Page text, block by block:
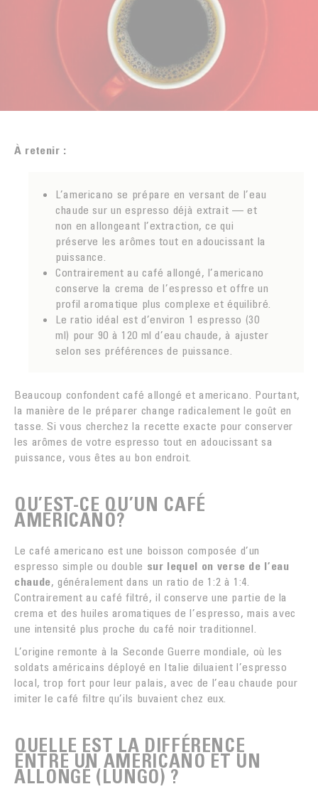
NOUVELLE-CALÉDONIE
MALONGO & LES PETITS PRODUCTEURS
LA TORRÉFACTION DU CAFÉ
EMBALLAGE CARTON DOSES
LA PREUVE PAR LE GOÛT
À retenir :
L’americano se prépare en versant de l’eau
chaude sur un espresso déjà extrait — et
non en allongeant l’extraction, ce qui
préserve les arômes tout en adoucissant la
puissance.
Contrairement au café allongé, l’americano
conserve la crema de l’espresso et offre un
profil aromatique plus complexe et équilibré.
Le ratio idéal est d’environ 1 espresso (30
ml) pour 90 à 120 ml d’eau chaude, à ajuster
selon ses préférences de puissance.
Beaucoup confondent café allongé et americano. Pourtant,
la manière de le préparer change radicalement le goût en
tasse. Si vous cherchez la recette exacte pour conserver
les arômes de votre espresso tout en adoucissant sa
puissance, vous êtes au bon endroit.
QU’EST-CE QU’UN CAFÉ
AMERICANO?
Le café americano est une boisson composée d’un
espresso simple ou double sur lequel on verse de l’eau
chaude, généralement dans un ratio de 1:2 à 1:4.
Contrairement au café filtré, il conserve une partie de la
crema et des huiles aromatiques de l’espresso, mais avec
une intensité plus proche du café noir traditionnel.
L’origine remonte à la Seconde Guerre mondiale, où les
soldats américains déployé en Italie diluaient l’espresso
local, trop fort pour leur palais, avec de l’eau chaude pour
imiter le café filtre qu’ils buvaient chez eux.
QUELLE EST LA DIFFÉRENCE
ENTRE UN AMERICANO ET UN
ALLONGÉ (LUNGO) ?